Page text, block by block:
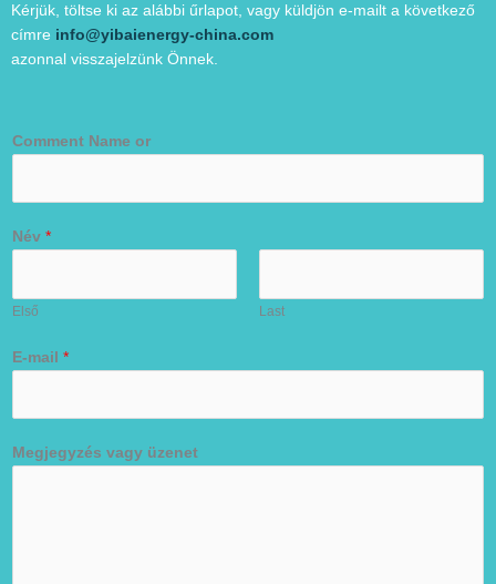
Kérjük, töltse ki az alábbi űrlapot, vagy küldjön e-mailt a következő
címre info@yibaienergy-china.com
azonnal visszajelzünk Önnek.
Comment Name or
Név *
Első Last
E-mail *
Megjegyzés vagy üzenet